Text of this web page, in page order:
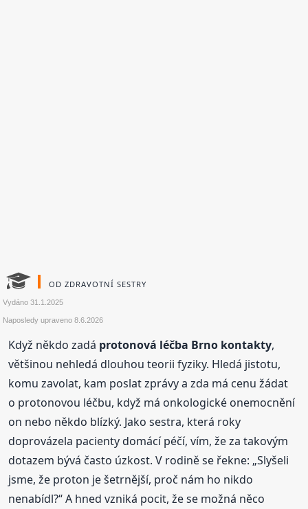
OD ZDRAVOTNÍ SESTRY
Vydáno31.1.2025
Naposledy upraveno8.6.2026
Když někdo zadá protonová léčba Brno kontakty,
většinou nehledá dlouhou teorii fyziky. Hledá jistotu,
komu zavolat, kam poslat zprávy a zda má cenu žádat
o protonovou léčbu, když má onkologické onemocnění
on nebo někdo blízký. Jako sestra, která roky
doprovázela pacienty domácí péčí, vím, že za takovým
dotazem bývá často úzkost. V rodině se řekne: „Slyšeli
jsme, že proton je šetrnější, proč nám ho nikdo
nenabídl?“ A hned vzniká pocit, že se možná něco